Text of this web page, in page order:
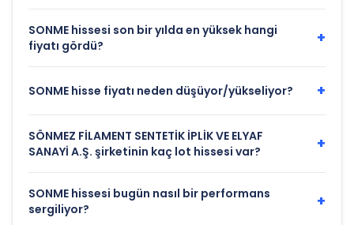
SONME hissesi son bir yılda en yüksek hangi
fiyatı gördü?
+
SONME hisse fiyatı neden düşüyor/yükseliyor? +
SÖNMEZ FİLAMENT SENTETİK İPLİK VE ELYAF
SANAYİ A.Ş. şirketinin kaç lot hissesi var?
+
SONME hissesi bugün nasıl bir performans
sergiliyor?
+